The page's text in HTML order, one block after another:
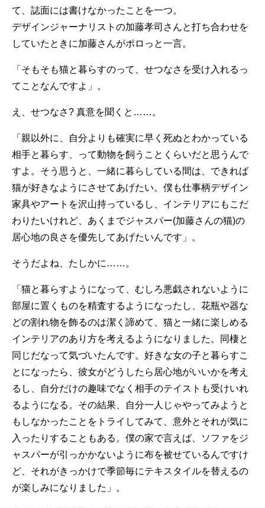
て、誌面には書けなかったことを一つ。
デザインジャーナリストの加藤孝司さんと打ち合わせを
していたときに加藤さんがポロっと一言。
「そもそも猫と暮らすのって、せつなさを受け入れるっ
てことなんですよ」。
え、せつなさ? 真意を聞くと……。
「親以外に、自分よりも確実に早く死ぬとわかっている
相手と暮らす、って動物を飼うことくらいだと思うんで
すよ。そう思うと、一緒に暮らしている間は、できれば
猫が好きなようにさせてあげたい。僕も仕事柄デザイン
家具やアートを沢山持っているし、インテリアにもこだ
わりたいけれど、あくまでジャスパー(加藤さんの猫)の
居心地の良さを優先してあげたいんです」。
そうだよね、たしかに……。
「猫と暮らすようになって、むしろ悪戯されないように
部屋に置くものを精査するようになったし、花瓶や器な
どの割れ物を飾るのは潔く諦めて、猫と一緒に楽しめる
インテリアのあり方を考えるようになりました。同棲と
同じだなって気づいたんです。好きな女の子と暮らすこ
とになったら、彼女がどうしたら居心地がいいかを考え
るし、自分だけの趣味でなく相手のテイストも受けいれ
るようになる。その結果、自分一人じゃやってみようと
もしなかったことをトライしてみて、意外とそれが気に
入ったりすることもある。僕の家で言えば、ソファをジ
ャスパーが引っかかないように布を被せているんですけ
ど、それがきっかけで季節毎にテキスタイルを替えるの
が楽しみになりました」。